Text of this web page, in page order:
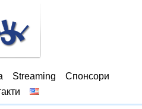
Streaming
Спонсори